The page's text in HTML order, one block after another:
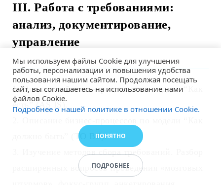
III. Работа с требованиями:
анализ, документирование,
управление
1. Описание бизнес-процессов по модели “Как
есть” (AS IS).
должно быть” (TO BE).
3. Изучение методов сбора требований. Разбор
расширенных вопросов проведения «мозговых
Мы используем файлы Cookie для улучшения
работы, персонализации и повышения удобства
пользования нашим сайтом. Продолжая посещать
сайт, вы соглашаетесь на использование нами
файлов Cookie.
Подробнее о нашей политике в отношении Cookie.
ПОНЯТНО
ПОДРОБНЕЕ